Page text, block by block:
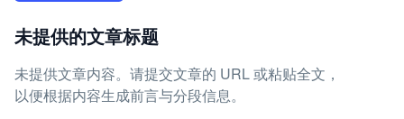
未提供的文章标题
未提供文章内容。请提交文章的 URL 或粘贴全文，
以便根据内容生成前言与分段信息。